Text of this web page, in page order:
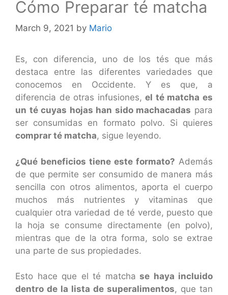
Cómo Preparar té matcha
March 9, 2021 by Mario
Es, con diferencia, uno de los tés que más
destaca entre las diferentes variedades que
conocemos en Occidente. Y es que, a
diferencia de otras infusiones,el té matcha es
un té cuyas hojas han sido machacadas para
ser consumidas en formato polvo. Si quieres
comprar té matcha, sigue leyendo.
¿Qué beneficios tiene este formato? Además
de que permite ser consumido de manera más
sencilla con otros alimentos, aporta el cuerpo
muchos más nutrientes y vitaminas que
cualquier otra variedad de té verde, puesto que
la hoja se consume directamente (en polvo),
mientras que de la otra forma, solo se extrae
una parte de sus propiedades.
Esto hace que el té matcha se haya incluido
dentro de la lista de superalimentos, que tan